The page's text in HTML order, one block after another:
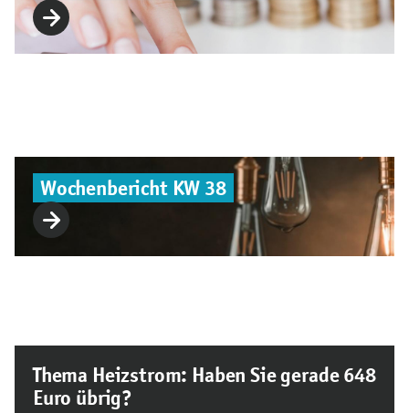
Wochenbericht KW 38
Thema Heizstrom: Haben Sie gerade 648
Euro übrig?